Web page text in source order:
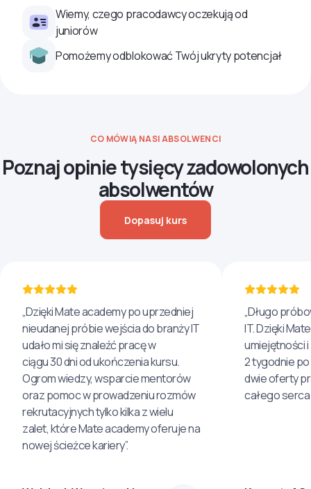
Wiemy, czego pracodawcy oczekują od
juniorów
Pomożemy odblokować Twój ukryty potencjał
CO MÓWIĄ NASI ABSOLWENCI
Poznaj opinie tysięcy zadowolonych
absolwentów
Dopasuj kurs
„Dzięki Mate academy po uprzedniej
nieudanej próbie wejścia do branży IT
udało mi się znaleźć pracę w
ciągu 30 dni od ukończenia kursu.
Ogrom wiedzy, wsparcie mentorów
oraz pomoc w prowadzeniu rozmów
rekrutacyjnych tylko kilka z wielu
zalet, które Mate academy oferuje na
nowej ścieżce kariery”.
„Długo
IT. Dzięki
umiejętności
2 tygodnie
dwie oferty
całego serca